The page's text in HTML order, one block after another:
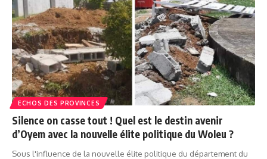
ECHOS DES PROVINCES
Silence on casse tout ! Quel est le destin avenir
d’Oyem avec la nouvelle élite politique du Woleu ?
Sous l'influence de la nouvelle élite politique du département du